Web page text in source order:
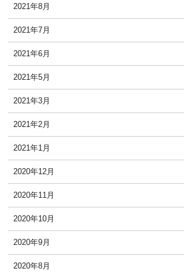
2021年8月
2021年7月
2021年6月
2021年5月
2021年3月
2021年2月
2021年1月
2020年12月
2020年11月
2020年10月
2020年9月
2020年8月